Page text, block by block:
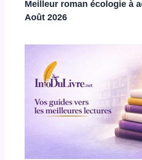
Meilleur roman écologie à
Août 2026